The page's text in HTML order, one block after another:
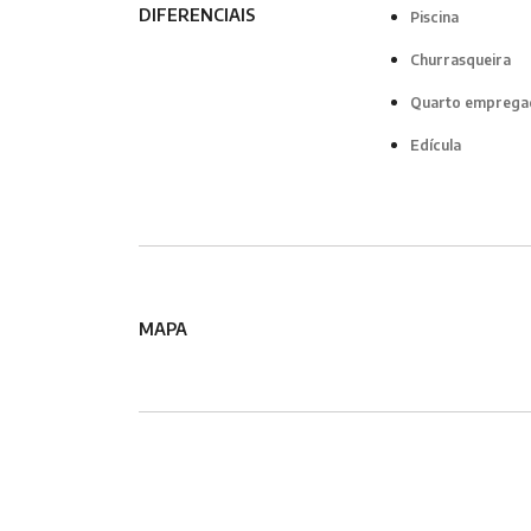
DIFERENCIAIS Piscina
Churrasqueira
Quarto
Edícula
MAPA